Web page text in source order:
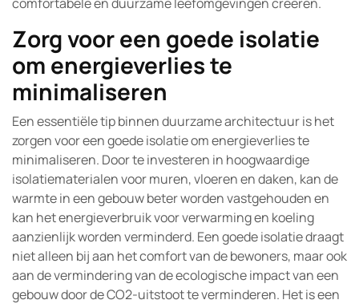
Zorg voor een goede isolatie
om energieverlies te
minimaliseren
Een essentiële tip binnen duurzame architectuur is het
zorgen voor een goede isolatie om energieverlies te
minimaliseren. Door te investeren in hoogwaardige
isolatiematerialen voor muren, vloeren en daken, kan de
warmte in een gebouw beter worden vastgehouden en
kan het energieverbruik voor verwarming en koeling
aanzienlijk worden verminderd. Een goede isolatie draagt
niet alleen bij aan het comfort van de bewoners, maar ook
aan de vermindering van de ecologische impact van een
gebouw door de CO2-uitstoot te verminderen. Het is een